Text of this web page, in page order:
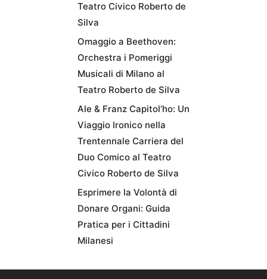
Teatro Civico Roberto de
Silva
Omaggio a Beethoven:
Orchestra i Pomeriggi
Musicali di Milano al
Teatro Roberto de Silva
Ale & Franz Capitol’ho: Un
Viaggio Ironico nella
Trentennale Carriera del
Duo Comico al Teatro
Civico Roberto de Silva
Esprimere la Volontà di
Donare Organi: Guida
Pratica per i Cittadini
Milanesi